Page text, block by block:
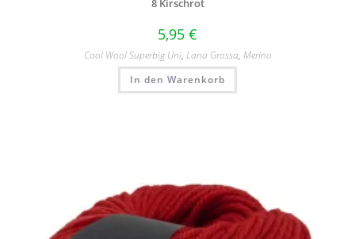
8 Kirschrot
5,95 €
Cool Wool Superbig Uni, Lana Grossa, Merino
In den Warenkorb